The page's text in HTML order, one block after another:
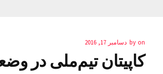
by on دسامبر 17, 2016
کاپیتان تیم‌ملی در